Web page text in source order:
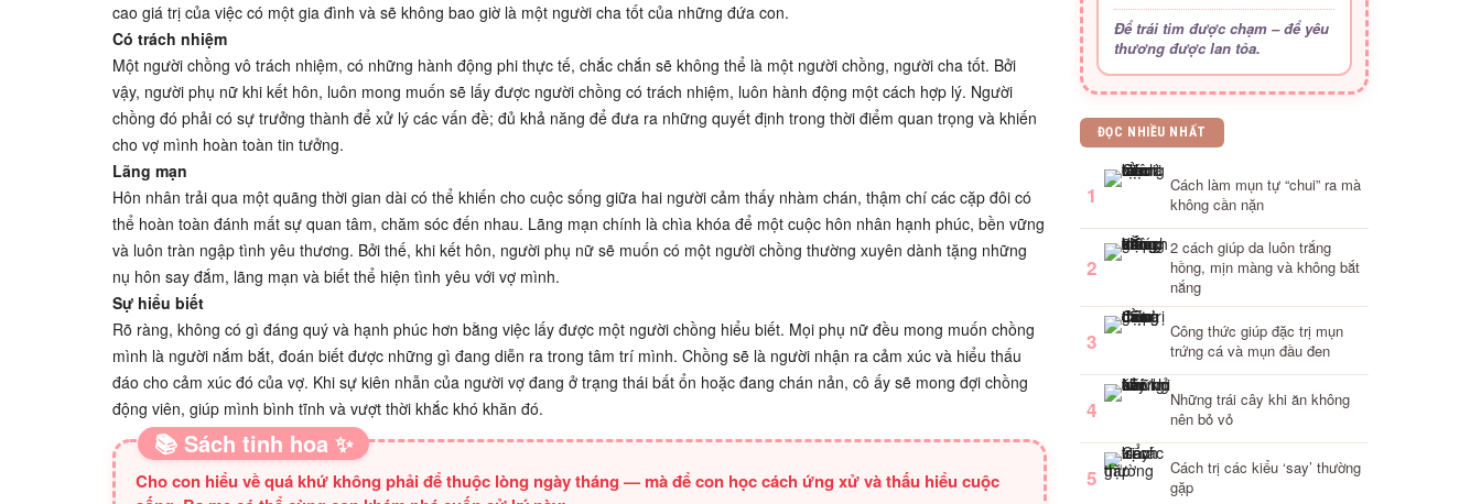
cao giá trị của việc có một gia đình và sẽ không bao giờ là một người cha tốt của những đứa con.
Có trách nhiệm
Một người chồng vô trách nhiệm, có những hành động phi thực tế, chắc chắn sẽ không thể là một người chồng, người cha tốt. Bởi
vậy, người phụ nữ khi kết hôn, luôn mong muốn sẽ lấy được người chồng có trách nhiệm, luôn hành động một cách hợp lý. Người
chồng đó phải có sự trưởng thành để xử lý các vấn đề; đủ khả năng để đưa ra những quyết định trong thời điểm quan trọng và khiến
cho vợ mình hoàn toàn tin tưởng.
Lãng mạn
Hôn nhân trải qua một quãng thời gian dài có thể khiến cho cuộc sống giữa hai người cảm thấy nhàm chán, thậm chí các cặp đôi có
thể hoàn toàn đánh mất sự quan tâm, chăm sóc đến nhau. Lãng mạn chính là chìa khóa để một cuộc hôn nhân hạnh phúc, bền vững
và luôn tràn ngập tình yêu thương. Bởi thế, khi kết hôn, người phụ nữ sẽ muốn có một người chồng thường xuyên dành tặng những
nụ hôn say đắm, lãng mạn và biết thể hiện tình yêu với vợ mình.
Sự hiểu biết
Rõ ràng, không có gì đáng quý và hạnh phúc hơn bằng việc lấy được một người chồng hiểu biết. Mọi phụ nữ đều mong muốn chồng
mình là người nắm bắt, đoán biết được những gì đang diễn ra trong tâm trí mình. Chồng sẽ là người nhận ra cảm xúc và hiểu thấu
đáo cho cảm xúc đó của vợ. Khi sự kiên nhẫn của người vợ đang ở trạng thái bất ổn hoặc đang chán nản, cô ấy sẽ mong đợi chồng
động viên, giúp mình bình tĩnh và vượt thời khắc khó khăn đó.
📚 Sách tinh hoa ✨
Cho con hiểu về quá khứ không phải để thuộc lòng ngày tháng — mà để con học cách ứng xử và thấu hiểu cuộc
Để trái tim được chạm – để yêu
thương được lan tỏa.
ĐỌC NHIỀU NHẤT
1
Cách làm mụn tự “chui” ra mà
không cần nặn
2
2 cách giúp da luôn trắng
hồng, mịn màng và không bắt
nắng
3
Công thức giúp đặc trị mụn
trứng cá và mụn đầu đen
4
Những trái cây khi ăn không
nên bỏ vỏ
5
Cách trị các kiểu ‘say’ thường
gặp